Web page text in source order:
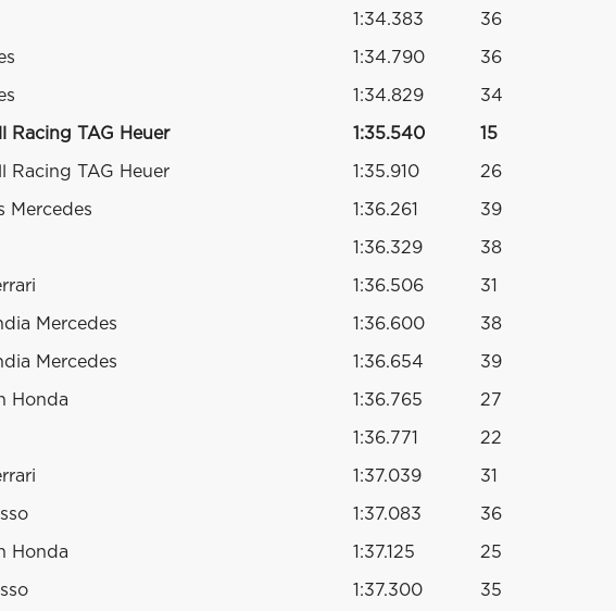
1:34.383 36
1:34.790 36
1:34.829 34
Racing TAG Heuer 1:35.540 15
Racing TAG Heuer 1:35.910 26
Mercedes 1:36.261 39
1:36.329 38
1:36.506 31
Mercedes 1:36.600 38
Mercedes 1:36.654 39
Honda 1:36.765 27
1:36.771 22
1:37.039 31
1:37.083 36
Honda 1:37.125 25
1:37.300 35